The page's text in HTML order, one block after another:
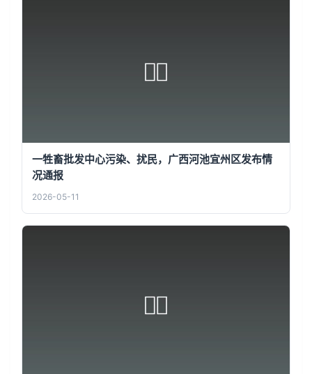
一牲畜批发中心污染、扰民，广西河池宜州区发布情
况通报
2026-05-11